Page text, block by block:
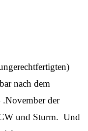
nach dem
der
und Sturm. Und